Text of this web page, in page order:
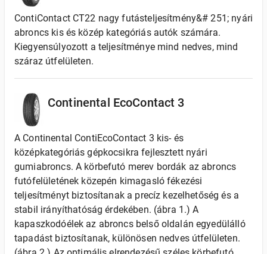
ContiContact CT22 nagy futásteljesítmény&# 251; nyári
abroncs kis és közép kategóriás autók számára.
Kiegyensúlyozott a teljesítménye mind nedves, mind
száraz útfelületen.
Continental EcoContact 3
A Continental ContiEcoContact 3 kis- és
középkategóriás gépkocsikra fejlesztett nyári
gumiabroncs. A körbefutó merev bordák az abroncs
futófelületének közepén kimagasló fékezési
teljesítményt biztosítanak a precíz kezelhetőség és a
stabil irányíthatóság érdekében. (ábra 1.) A
kapaszkodóélek az abroncs belső oldalán egyedülálló
tapadást biztosítanak, különösen nedves útfelületen.